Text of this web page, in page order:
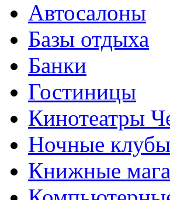
Автосалоны
Базы отдыха
Банки
Гостиницы
Кинотеатры
Ночные клубы
Книжные